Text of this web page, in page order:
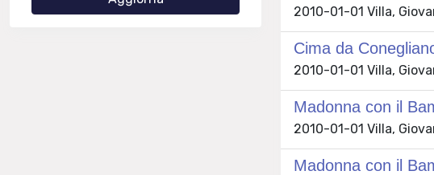
2010-01-01 Villa,
Cima da
2010-01-01 Villa,
Madonna con il
2010-01-01 Villa,
Madonna con il